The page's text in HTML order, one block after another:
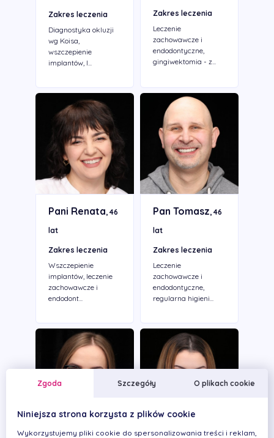
Zakres leczenia
Diagnostyka okluzji
wg Koisa,
wszczepienie
implantów, l...
Zakres leczenia
Leczenie
zachowawcze i
endodontyczne,
gingiwektomia - z...
Pani Renata, 46
lat
Zakres leczenia
Wszczepienie
implantów, leczenie
zachowawcze i
endodont...
Pan Tomasz, 46
lat
Zakres leczenia
Leczenie
zachowawcze i
endodontyczne,
regularna higieni...
Zgoda Szczegóły O plikach cookie
Niniejsza strona korzysta z plików cookie
Wykorzystujemy pliki cookie do spersonalizowania treści i reklam,